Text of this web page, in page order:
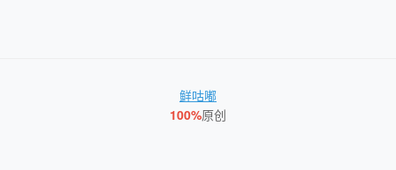
鲜咕嘟
100%原创